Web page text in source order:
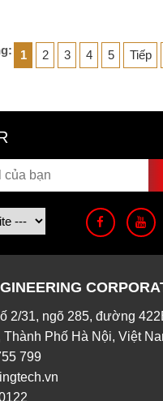
1 2 3 4 5 Tiếp
2/31, ngõ 285, đường
Phố Hà Nội, Việt
799